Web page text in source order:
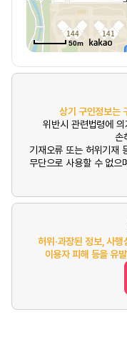
50m
상기 구인정보는
위반시 관련법령에
손
기재오류 또는 허위기재
무단으로 사용할 수 없으
허위·과장된 정보, 사행
이용자 피해 등을 유